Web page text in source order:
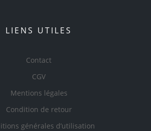
LIENS UTILES
Contact
CGV
Mentions légales
Condition de retour
générales d’utilisation